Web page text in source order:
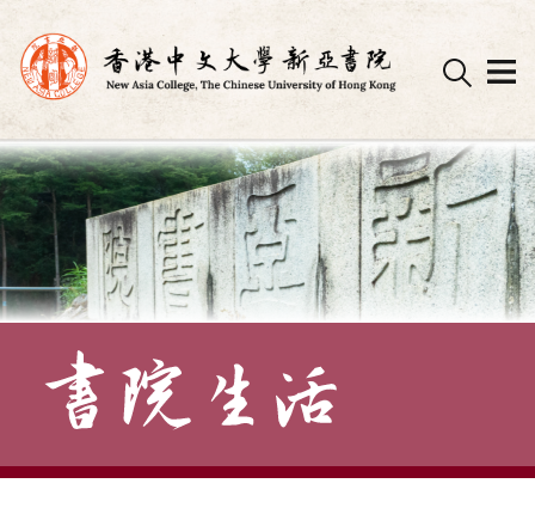
Skip
to
content